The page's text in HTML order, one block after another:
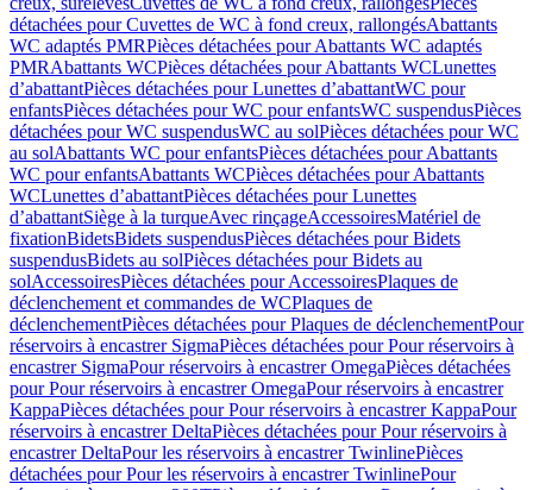
détachées pour Cuvettes de WC à fond creux, rallongésAbattants
WC adaptés PMRPièces détachées pour Abattants WC adaptés
PMRAbattants WCPièces détachées pour Abattants WCLunettes
d’abattantPièces détachées pour Lunettes d’abattantWC pour
enfantsPièces détachées pour WC pour enfantsWC suspendusPièces
détachées pour WC suspendusWC au solPièces détachées pour WC
au solAbattants WC pour enfantsPièces détachées pour Abattants
WC pour enfantsAbattants WCPièces détachées pour Abattants
WCLunettes d’abattantPièces détachées pour Lunettes
d’abattantSiège à la turqueAvec rinçageAccessoiresMatériel de
fixationBidetsBidets suspendusPièces détachées pour Bidets
suspendusBidets au solPièces détachées pour Bidets au
solAccessoiresPièces détachées pour AccessoiresPlaques de
déclenchement et commandes de WCPlaques de
déclenchementPièces détachées pour Plaques de déclenchementPour
réservoirs à encastrer SigmaPièces détachées pour Pour réservoirs à
encastrer SigmaPour réservoirs à encastrer OmegaPièces détachées
pour Pour réservoirs à encastrer OmegaPour réservoirs à encastrer
KappaPièces détachées pour Pour réservoirs à encastrer KappaPour
réservoirs à encastrer DeltaPièces détachées pour Pour réservoirs à
encastrer DeltaPour les réservoirs à encastrer TwinlinePièces
détachées pour Pour les réservoirs à encastrer TwinlinePour